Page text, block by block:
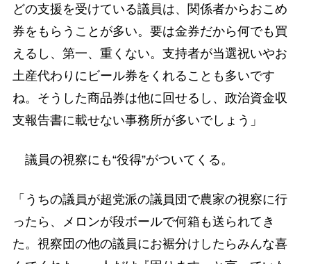
どの支援を受けている議員は、関係者からおこめ
券をもらうことが多い。要は金券だから何でも買
えるし、第一、重くない。支持者が当選祝いやお
土産代わりにビール券をくれることも多いです
ね。そうした商品券は他に回せるし、政治資金収
支報告書に載せない事務所が多いでしょう」
議員の視察にも“役得”がついてくる。
「うちの議員が超党派の議員団で農家の視察に行
ったら、メロンが段ボールで何箱も送られてき
た。視察団の他の議員にお裾分けしたらみんな喜